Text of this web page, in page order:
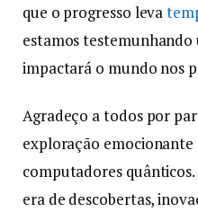
que o progresso leva
estamos
impactará o mundo nos
Agradeço a todos por
exploração
computadores
era de descobertas,